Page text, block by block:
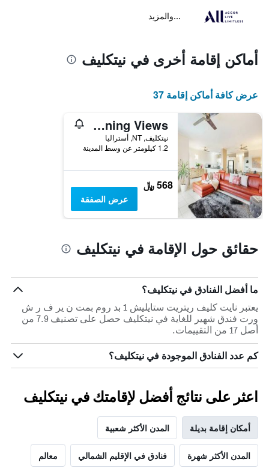
...والمزيد
أماكن إقامة أخرى في نيتكليف
عرض كافة أماكن إقامة 37
Arafura Abode - Oceanfront Stay with Stunning Views
نيتكليف, NT, أستراليا
1.2 كيلومتر عن وسط المدينة
568 ﷼
عرض الصفقة
حقائق حول الإقامة في نيتكليف
ما أفضل الفنادق في نيتكليف؟
يعتبر نايت كليف ريتريت ستايليش 1 بد روم بمت ن ير ف ر ش
ورت فندق شهير للغاية في نيتكليف حصل على تصنيف 7.9 من
أصل 17 من التقييمات.
كم عدد الفنادق الموجودة في نيتكليف؟
اعثر على نتائج أفضل لإقامتك في نيتكليف
أمكان إقامة بديلة المدن الأكثر شعبية
المدن الأكثر شهرة فنادق في الإقليم الشمالي معالم